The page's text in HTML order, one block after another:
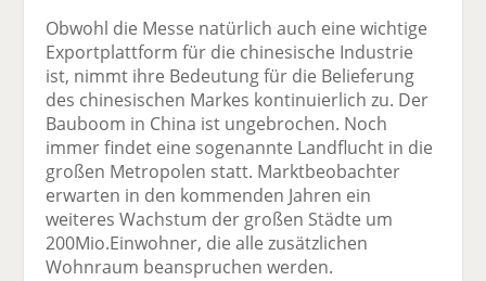
Obwohl die Messe natürlich auch eine wichtige
Exportplattform für die chinesische Industrie
ist, nimmt ihre Bedeutung für die Belieferung
des chinesischen Markes kontinuierlich zu. Der
Bauboom in China ist ungebrochen. Noch
immer findet eine sogenannte Landflucht in die
großen Metropolen statt. Marktbeobachter
erwarten in den kommenden Jahren ein
weiteres Wachstum der großen Städte um
200Mio.Einwohner, die alle zusätzlichen
Wohnraum beanspruchen werden.